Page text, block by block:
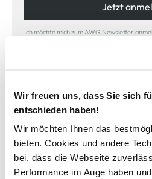
Wir freuen uns, dass Sie sich
entschieden haben!
Wir möchten Ihnen das
bieten. Cookies und andere
bei, dass die Webseite
Performance im Auge haben
Jetzt
Ich möchte mich zum AWG Newsletter
Sicher bezahlen